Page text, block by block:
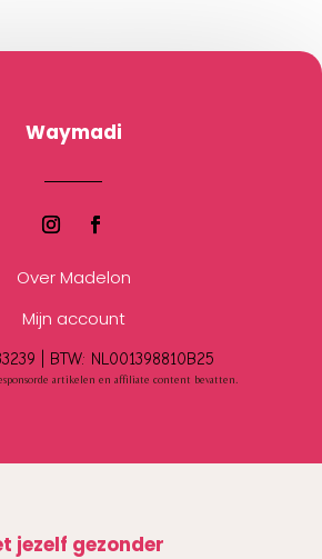
Waymadi
Over Madelon
Mijn account
| BTW: NL001398810B25
artikelen en affiliate content bevatten.
jezelf gezonder